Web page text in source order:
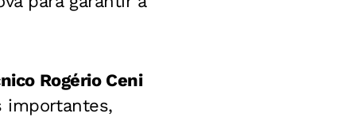
Rogério Ceni
importantes,